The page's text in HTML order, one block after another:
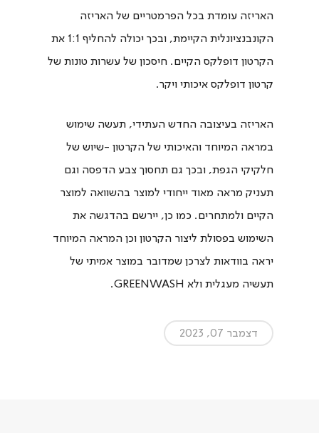
האריזה עומדת בכל הפרמטריים של האריזה
הקונבנציונלית הקיימת, ובכך יכולה להחליף 1:1 את
הקרטון דופלקס הקיים. חיסכון של עשרות טונות של
קרטון דופלקס איכותי ויקר.
האריזה בעיצובה החדש העתידי, תעשה שימוש
במראה המיוחד והאיכותי של הקרטון -שיוש של
חלקיקי הגפת, ובכך גם תחסוך צבע הדפסה וגם
תעניק מראה מאוד ייחודי למוצר בהשוואה למוצר
הקיים ולמתחרים. כמו כן, יירשם בהדגשה את
השימוש בפסולת ליצור הקרטון וכן המראה המיוחד
יראה בוודאות לצרכן שמדובר במוצר אמיתי של
תעשיה מעגלית ולא GREENWASH.
דצמבר 07, 2023